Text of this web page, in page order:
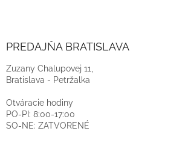
PREDAJŇA BRATISLAVA
Zuzany Chalupovej 11,
Bratislava - Petržalka
Otváracie hodiny
PO-PI: 8:00-17:00
SO-NE: ZATVORENÉ